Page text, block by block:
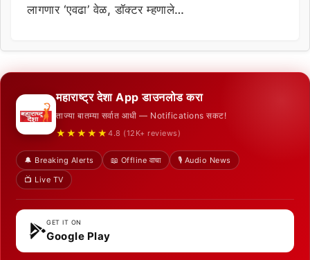
लागणार ‘एवढा’ वेळ, डॉक्टर म्हणाले…
महाराष्ट्र देशा App डाउनलोड करा
ताज्या बातम्या सर्वात आधी — Notifications सकट!
★★★★★ 4.8 (12K+ reviews)
🔔 Breaking Alerts 📖 Offline वाचा
🎙️ Audio News
📺 Live TV
GET IT ON
Google Play